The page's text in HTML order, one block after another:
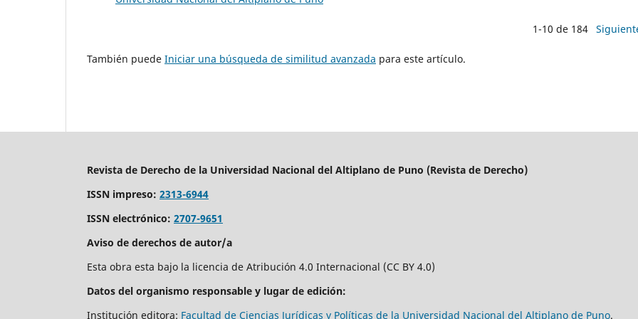
1-10 de 184
También puede Iniciar una búsqueda de similitud avanzada para este artículo.
Revista de Derecho de la Universidad Nacional del Altiplano de Puno (Revista de Derecho)
ISSN impreso: 2313-6944
ISSN electrónico: 2707-9651
Aviso de derechos de autor/a
Esta obra esta bajo la licencia de Atribución 4.0 Internacional (CC BY 4.0)
Datos del organismo responsable y lugar de edición:
Institución editora: Facultad de Ciencias Jurídicas y Políticas de la Universidad Nacional del Altiplano de Puno.